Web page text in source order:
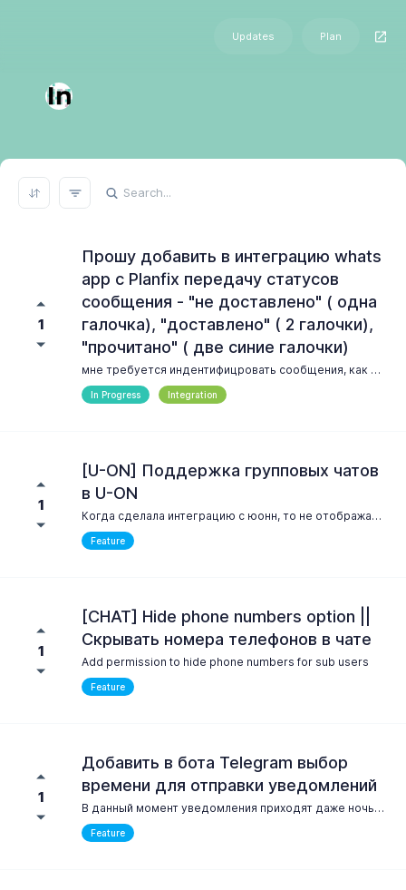
Updates Plan
1
Прошу добавить в интеграцию whats
app с Planfix передачу статусов
сообщения - "не доставлено" ( одна
галочка), "доставлено" ( 2 галочки),
"прочитано" ( две синие галочки)
мне требуется индентифицровать сообщения, как минимум, по доставленности. если сообщение не доставляется клиенту 2-3 раза подряд за неделю или за 2 ( производлльный период) -значит этому клиенту не имеет смылса писать ( заблокировал или не пользуется whats app)
In Progress Integration
1
[U-ON] Поддержка групповых чатов
в U-ON
Когда сделала интеграцию с юонн, то не отображает группы, только контактыВот было бы удобно групповые. Рабочая для менеджеров. Тогда не приходилось бы выходить туда, сюда
Feature
1
[CHAT] Hide phone numbers option ||
Скрывать номера телефонов в чате
Add permission to hide phone numbers for sub users
Feature
1
Добавить в бота Telegram выбор
времени для отправки уведомлений
В данный момент уведомления приходят даже ночью! Если, например, канал WhatsApp вылетел. Добавить возможность выбора: - дня недели, - период времени в которое отправлять уведомления, - а также выбор частоты отправки. Пример - мы турагентство, наш офис работает: пн-пт с 11:00 до 19:00, сб с 12:00 до 18:00 - в это время и сделать отправку уведомлений с частой отправки уведомлений раз в час. Реализовать либо через самого бота @integrilla_status_bot либо через веб интерфейс https://home.integrilla.ru/channels/
Feature